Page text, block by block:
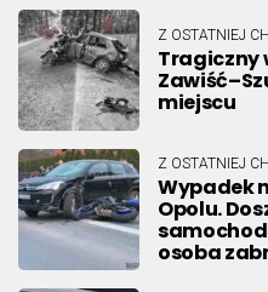
Z OSTATNIEJ
Tragiczny
miejscu
Z OSTATNIEJ
Wypadek
Opolu.
osoba